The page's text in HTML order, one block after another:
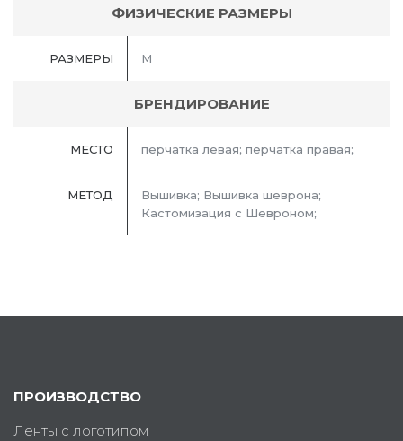
ФИЗИЧЕСКИЕ РАЗМЕРЫ
РАЗМЕРЫ М
БРЕНДИРОВАНИЕ
МЕСТО перчатка левая; перчатка правая;
МЕТОД
Вышивка; Вышивка шеврона;
Кастомизация с Шевроном;
ПРОИЗВОДСТВО
Ленты с логотипом